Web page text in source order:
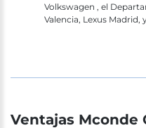
Volkswagen , el
Valencia, Lexus Madrid,
Ventajas Mconde